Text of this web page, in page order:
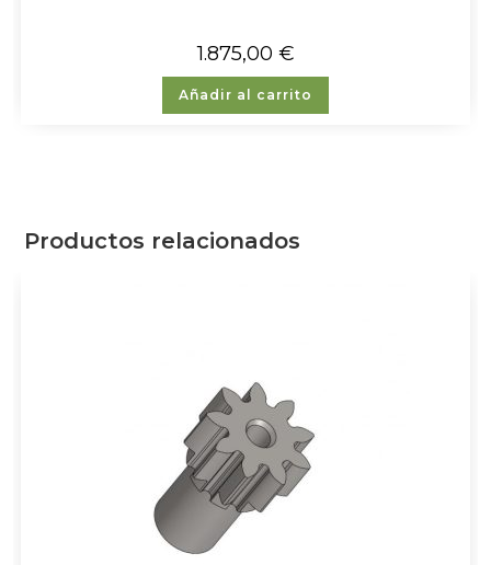
1.875,00 €
Añadir al carrito
Productos relacionados